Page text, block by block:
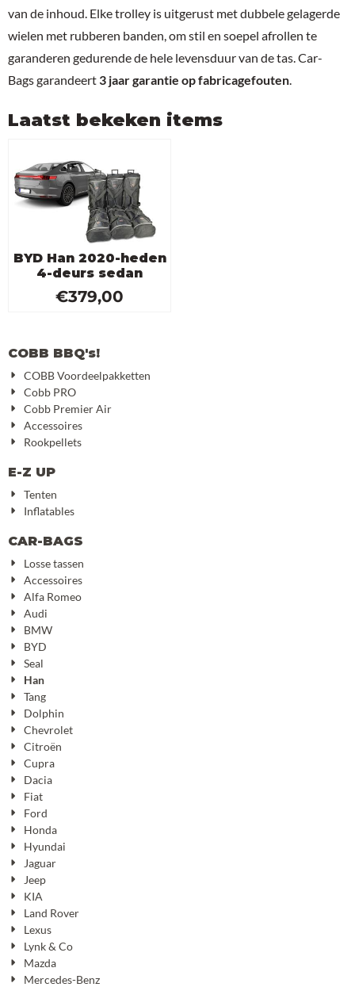
van de inhoud. Elke trolley is uitgerust met dubbele gelagerde
wielen met rubberen banden, om stil en soepel afrollen te
garanderen gedurende de hele levensduur van de tas. Car-
Bags garandeert 3 jaar garantie op fabricagefouten.
Laatst bekeken items
BYD Han 2020-heden
4-deurs sedan
€379,00
COBB BBQ's!
COBB Voordeelpakketten
Cobb PRO
Cobb Premier Air
Accessoires
Rookpellets
E-Z UP
Tenten
Inflatables
CAR-BAGS
Losse tassen
Accessoires
Alfa Romeo
Audi
BMW
BYD
Seal
Han
Tang
Dolphin
Chevrolet
Citroën
Cupra
Dacia
Fiat
Ford
Honda
Hyundai
Jaguar
Jeep
KIA
Land Rover
Lexus
Lynk & Co
Mazda
Mercedes-Benz